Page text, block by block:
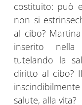
costituito: può
non si
al cibo?
inserito nella
tutelando la
diritto al cibo?
salute, alla vita?